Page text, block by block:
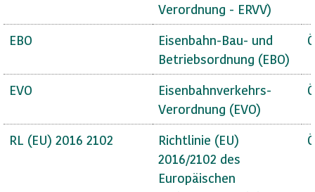
Verordnung - ERVV)
EBO
Eisenbahn-Bau- und
Betriebsordnung (EBO)
EVO
Eisenbahnverkehrs-
Verordnung (EVO)
RL (EU) 2016 2102
Richtlinie (EU)
2016/2102 des
Europäischen